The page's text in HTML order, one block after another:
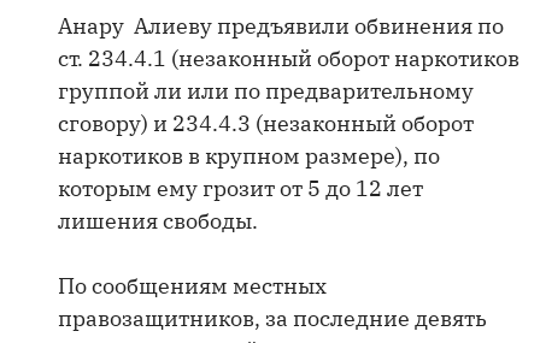
Анару Алиеву предъявили обвинения по
ст. 234.4.1 (незаконный оборот наркотиков
группой ли или по предварительному
сговору) и 234.4.3 (незаконный оборот
наркотиков в крупном размере), по
которым ему грозит от 5 до 12 лет
лишения свободы.
По сообщениям местных
правозащитников, за последние девять